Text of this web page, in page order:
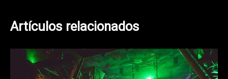
entradas
Artículos relacionados